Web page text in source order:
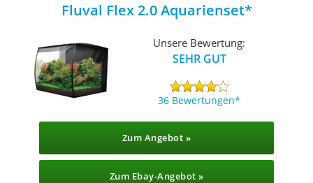
Fluval Flex 2.0 Aquarienset
Unsere Bewertung:
SEHR GUT
36 Bewertungen
Zum Angebot »
Zum Ebay-Angebot »